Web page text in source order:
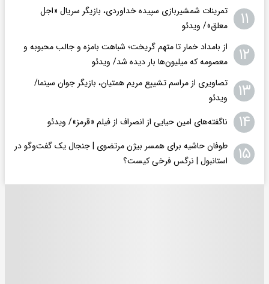
۱۱
تمرینات شمشیربازی سپیده خداوردی، بازیگر سریال «اجل
معلق»/ ویدئو
۱۲
از بامداد خمار تا متهم گریخت؛ شباهت بامزه و جالب محبوبه و
معصومه که میلیون‌ها بار دیده شد/ ویدئو
۱۳
تصاویری از مراسم تشییع مریم همتیان، بازیگر جوان سینما/
ویدئو
۱۴ ناگفته‌های امین حیایی از انصراف از فیلم «قرمز»/ ویدئو
۱۵
طوفان حاشیه برای همسر بیژن مرتضوی | جنجال یک گفت‌وگو در
استانبول | نرگس فرخی کیست؟